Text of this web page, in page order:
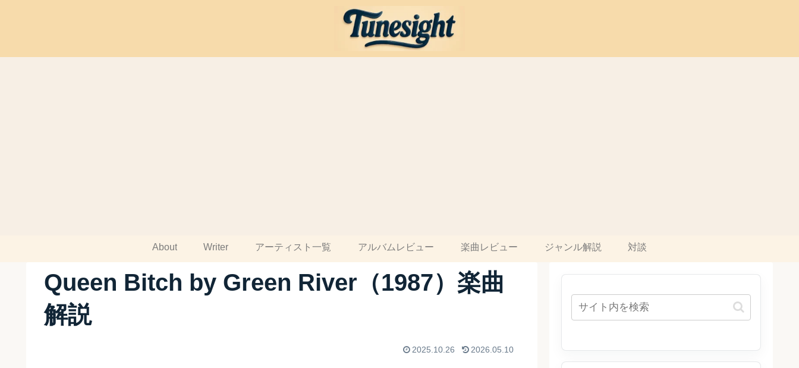
About Writer アーティスト一覧 アルバムレビュー 楽曲レビュー ジャンル解説 対談
Queen Bitch by Green River（1987）楽曲
解説
2025.10.26 2026.05.10